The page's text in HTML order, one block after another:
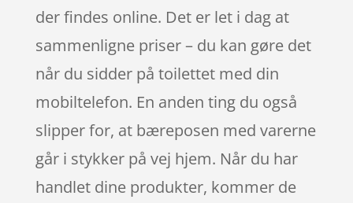
der findes online. Det er let i dag at
sammenligne priser – du kan gøre det
når du sidder på toilettet med din
mobiltelefon. En anden ting du også
slipper for, at bæreposen med varerne
går i stykker på vej hjem. Når du har
handlet dine produkter, kommer de